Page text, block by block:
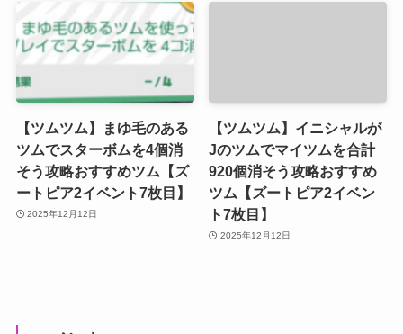
【ツムツム】まゆ毛のある
ツムでスターボムを4個消
そう攻略おすすめツム【ズ
ートピア2イベント7枚目】
2025年12月12日
【ツムツム】イニシャルが
Jのツムでマイツムを合計
920個消そう攻略おすすめ
ツム【ズートピア2イベン
ト7枚目】
2025年12月12日